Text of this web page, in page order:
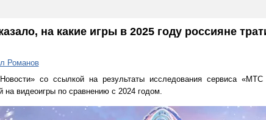
на какие игры в 2025 году россияне
Романов
со ссылкой на результаты исследования сервиса «МТС
на видеоигры по сравнению с 2024 годом.